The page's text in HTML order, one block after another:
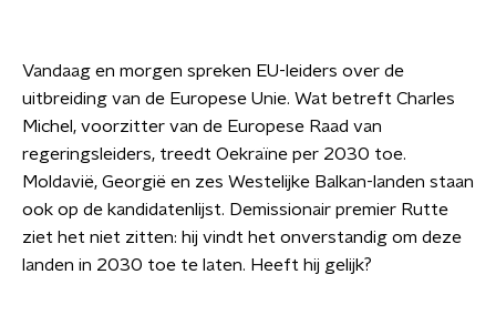
Vandaag en morgen spreken EU-leiders over de
uitbreiding van de Europese Unie. Wat betreft Charles
Michel, voorzitter van de Europese Raad van
regeringsleiders, treedt Oekraïne per 2030 toe.
Moldavië, Georgië en zes Westelijke Balkan-landen staan
ook op de kandidatenlijst. Demissionair premier Rutte
ziet het niet zitten: hij vindt het onverstandig om deze
landen in 2030 toe te laten. Heeft hij gelijk?